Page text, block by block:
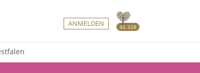
45.328
ANMELDEN